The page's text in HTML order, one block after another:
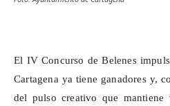
El IV Concurso de Belenes
Cartagena ya tiene ganadores y,
del pulso creativo que